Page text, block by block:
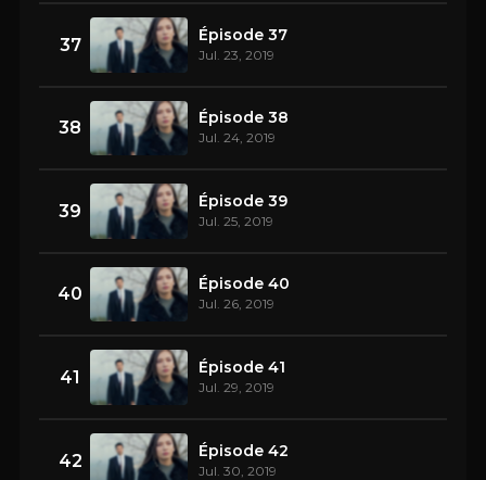
37 Épisode 37
Jul. 23, 2019
38 Épisode 38
Jul. 24, 2019
39 Épisode 39
Jul. 25, 2019
40 Épisode 40
Jul. 26, 2019
41 Épisode 41
Jul. 29, 2019
42 Épisode 42
Jul. 30, 2019